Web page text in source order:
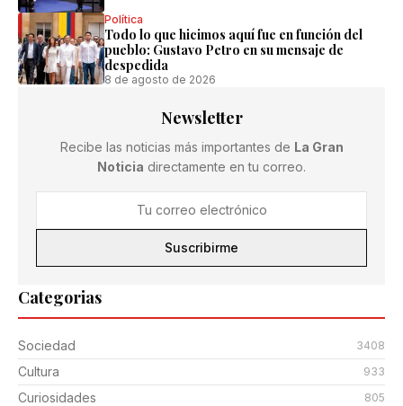
Política
Todo lo que hicimos aquí fue en función del
pueblo: Gustavo Petro en su mensaje de
despedida
8 de agosto de 2026
Categorias
Sociedad 3408
Cultura 933
Curiosidades 805
Newsletter
Recibe las noticias más importantes de La Gran
Noticia directamente en tu correo.
Suscribirme